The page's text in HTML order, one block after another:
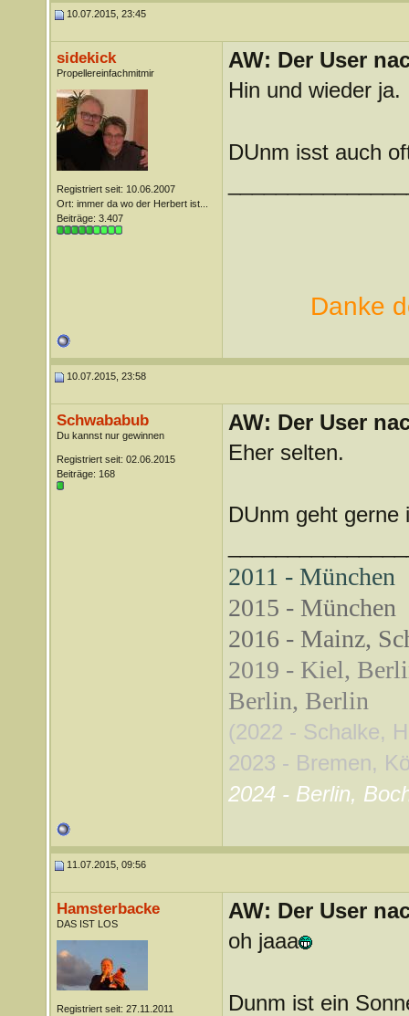
10.07.2015, 23:45
sidekick
Propellereinfachmitmir
Registriert seit: 10.06.2007
Ort: immer da wo der Herbert ist...
Beiträge: 3.407
AW: Der User
Hin und wieder ja.
DUnm isst auch
Danke
10.07.2015, 23:58
Schwababub
Du kannst nur gewinnen
Registriert seit: 02.06.2015
Beiträge: 168
AW: Der User
Eher selten.
DUnm geht gerne
2011 - München
2015 - München
2016 - Mainz,
2019 - Kiel,
Berlin, Berlin
(2022 - Schalke,
2023 - Bremen,
2024 - Berlin,
11.07.2015, 09:56
Hamsterbacke
DAS IST LOS
Registriert seit: 27.11.2011
AW: Der User
oh jaaa
Dunm ist ein